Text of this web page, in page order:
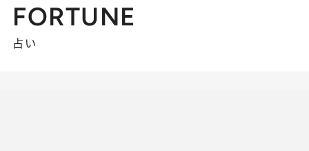
FORTUNE
占い